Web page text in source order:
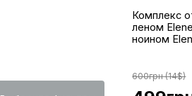
Комплекс
леном
ноином
600грн (14$)